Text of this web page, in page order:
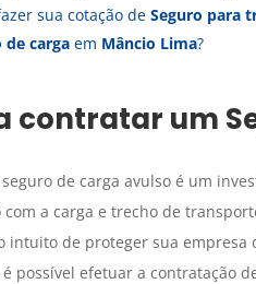
sua cotação de Seguro para
de cargaem Mâncio Lima?
contratar um
de carga avulso é um
a carga e trecho de
intuito de proteger sua
possível efetuar a contratação